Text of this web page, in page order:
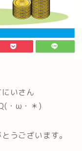
いさん
・ω・＊)
うございます。